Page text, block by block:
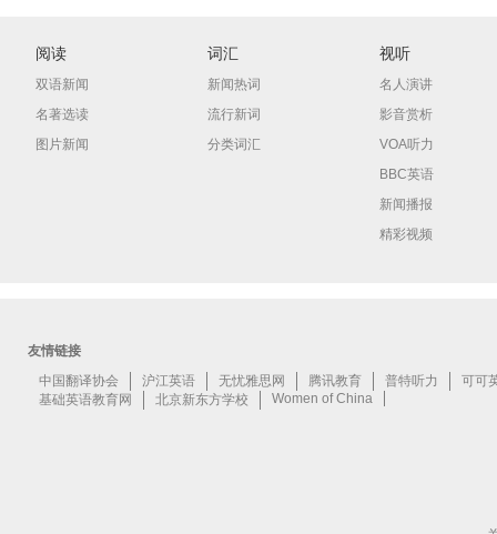
阅读
双语新闻
名著选读
图片新闻
词汇
新闻热词
流行新词
分类词汇
视听
名人演讲
影音赏析
VOA听力
BBC英语
新闻播报
精彩视频